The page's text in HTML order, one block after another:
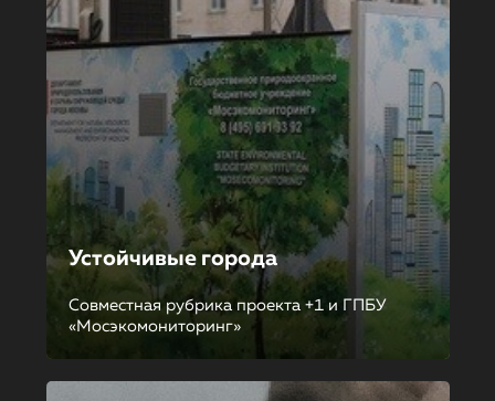
Устойчивые города
Совместная рубрика проекта +1 и ГПБУ
«Мосэкомониторинг»